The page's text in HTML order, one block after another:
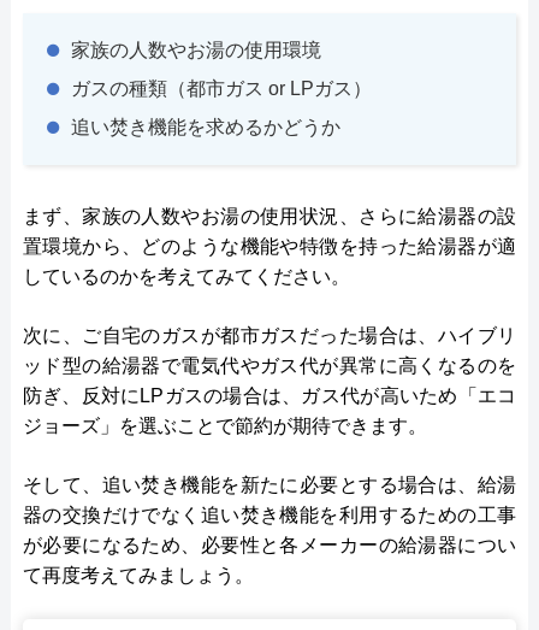
家族の人数やお湯の使用環境
ガスの種類（都市ガス or LPガス）
追い焚き機能を求めるかどうか
まず、家族の人数やお湯の使用状況、さらに給湯器の設
置環境から、どのような機能や特徴を持った給湯器が適
しているのかを考えてみてください。
次に、ご自宅のガスが都市ガスだった場合は、ハイブリ
ッド型の給湯器で電気代やガス代が異常に高くなるのを
防ぎ、反対にLPガスの場合は、ガス代が高いため「エコ
ジョーズ」を選ぶことで節約が期待できます。
そして、追い焚き機能を新たに必要とする場合は、給湯
器の交換だけでなく追い焚き機能を利用するための工事
が必要になるため、必要性と各メーカーの給湯器につい
て再度考えてみましょう。